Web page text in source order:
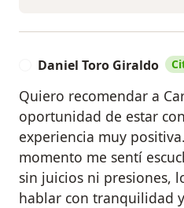
Daniel Toro Giraldo
Quiero recomendar a
oportunidad de estar
experiencia muy
momento me sentí
sin juicios ni presiones,
hablar con tranquilidad